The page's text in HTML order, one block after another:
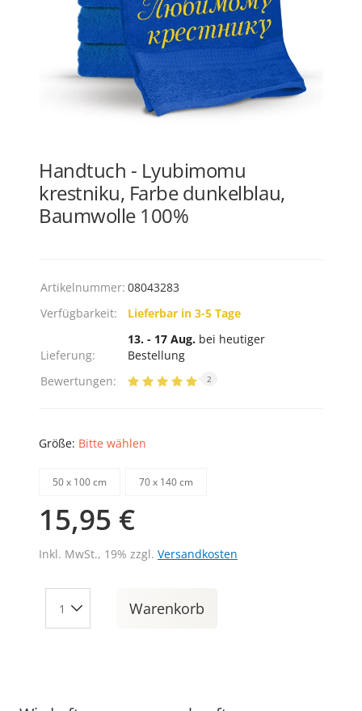
Handtuch - Lyubimomu
krestniku, Farbe dunkelblau,
Baumwolle 100%
Artikelnummer: 08043283
Verfügbarkeit:
Lieferbar in 3-5 Tage
Lieferung:
13. - 17 Aug. bei heutiger
Bestellung
Bewertungen:
2
Größe: Bitte wählen
50 х 100 cm 70 х 140 cm
15,95 €
Inkl. MwSt., 19% zzgl. Versandkosten
Warenkorb